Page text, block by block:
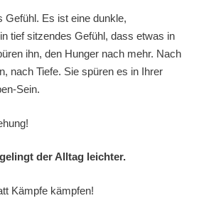
Gefühl. Es ist eine dunkle,
tief sitzendes Gefühl, dass etwas in
ihn, den Hunger nach mehr. Nach
nach Tiefe. Sie spüren es in Ihrer
Sein.
der Alltag leichter.
Kämpfe kämpfen!